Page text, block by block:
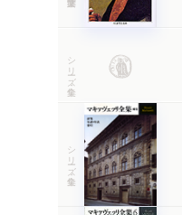
シリーズ・全集
シリーズ・全集